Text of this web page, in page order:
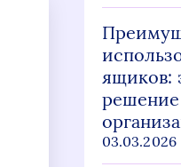
ящиков:
03.03.2026